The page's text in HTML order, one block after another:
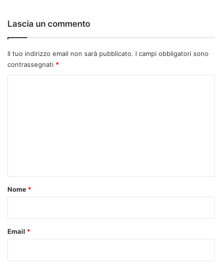
Lascia un commento
Il tuo indirizzo email non sarà pubblicato. I campi obbligatori sono
contrassegnati *
o
Nome *
Email *